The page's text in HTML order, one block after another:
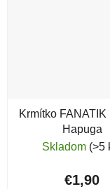
Krmítko FANATIK
Hapuga
Skladom (>5
€1,90